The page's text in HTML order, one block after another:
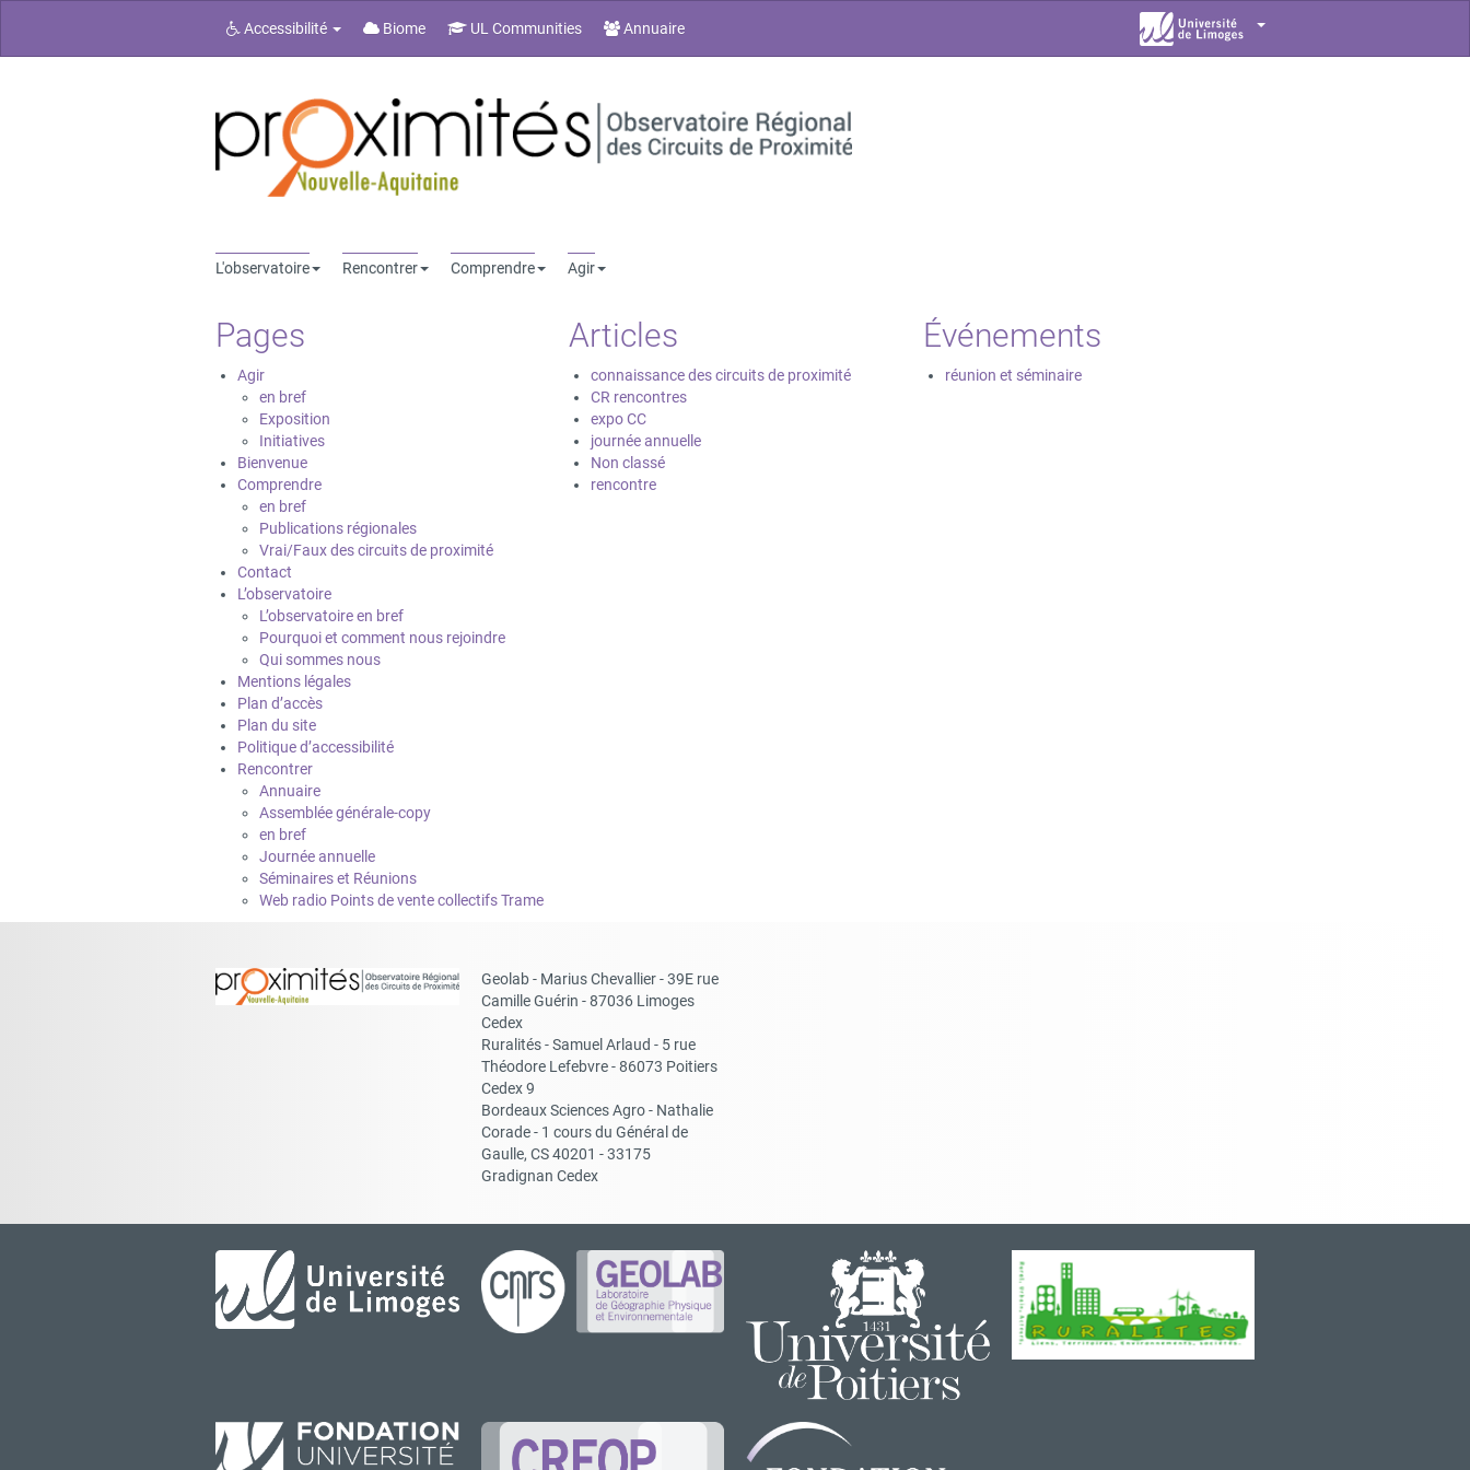
Accessibilité Biome UL Communities Annuaire
L'observatoire Rencontrer Comprendre Agir
Pages
Agir
en bref
Exposition
Initiatives
Bienvenue
Comprendre
en bref
Publications régionales
Vrai/Faux des circuits de proximité
Contact
L’observatoire
L’observatoire en bref
Pourquoi et comment nous rejoindre
Qui sommes nous
Mentions légales
Plan d’accès
Plan du site
Politique d’accessibilité
Rencontrer
Annuaire
Assemblée générale-copy
en bref
Journée annuelle
Séminaires et Réunions
Web radio Points de vente collectifs Trame
Articles
connaissance des circuits de proximité
CR rencontres
expo CC
journée annuelle
Non classé
rencontre
Événements
réunion et séminaire
Geolab - Marius Chevallier - 39E rue
Camille Guérin - 87036 Limoges
Cedex
Ruralités - Samuel Arlaud - 5 rue
Théodore Lefebvre - 86073 Poitiers
Cedex 9
Bordeaux Sciences Agro - Nathalie
Corade - 1 cours du Général de
Gaulle, CS 40201 - 33175
Gradignan Cedex